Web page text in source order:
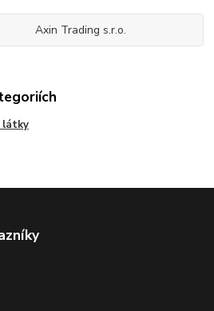
Axin Trading s.r.o.
látky